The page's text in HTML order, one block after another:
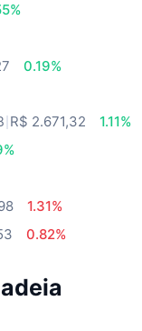
0.19%
R$ 2.671,32
1.11%
1.31%
0.82%